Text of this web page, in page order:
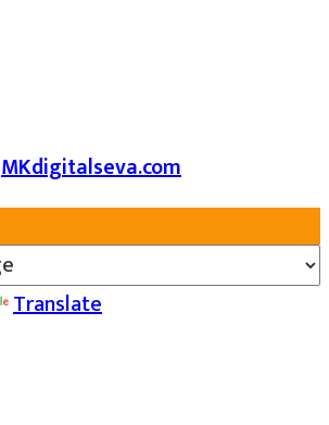
MKdigitalseva.com
Translate